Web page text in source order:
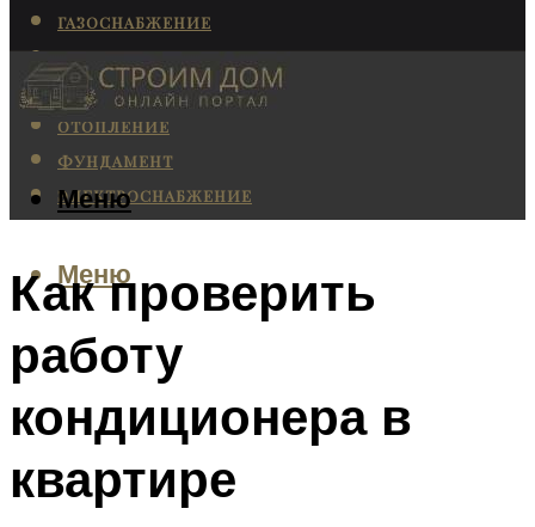
ГАЗОСНАБЖЕНИЕ
КАНАЛИЗАЦИЯ
КОНДИЦИОНИРОВАНИЕ
ОТОПЛЕНИЕ
ФУНДАМЕНТ
ЭЛЕКТРОСНАБЖЕНИЕ
Меню
Меню
Как проверить
работу
кондиционера в
квартире